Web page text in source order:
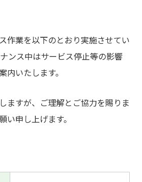
作業を以下のとおり実施させてい
ンス中はサービス停止等の影響
内いたします。
ますが、ご理解とご協力を賜りま
い申し上げます。